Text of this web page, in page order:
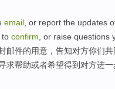
email , or report the updates
to confirm or raise questions
邮件的用意， 告知对方你们共
求帮助或者希望得到对方进